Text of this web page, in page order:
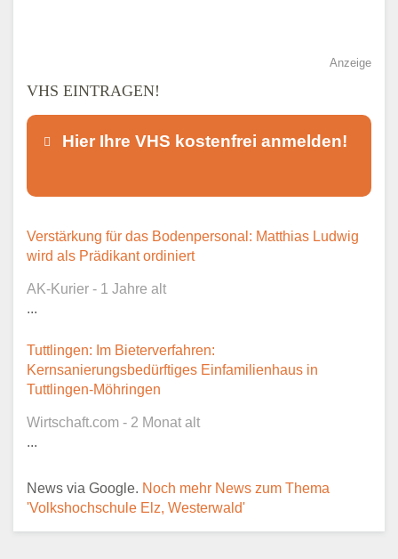
Anzeige
VHS EINTRAGEN!
Hier Ihre VHS kostenfrei anmelden!
Dieser Teil dient lediglich zur
Kontaktaufnahme und ist nicht
Ansprechpartner*
Verstärkung für das Bodenpersonal: Matthias Ludwig
wird als Prädikant ordiniert
AK-Kurier - 1 Jahre alt
...
Tuttlingen: Im Bieterverfahren:
Kernsanierungsbedürftiges Einfamilienhaus in
Tuttlingen-Möhringen
Wirtschaft.com - 2 Monat alt
...
News via Google. Noch mehr News zum Thema
'Volkshochschule Elz, Westerwald'